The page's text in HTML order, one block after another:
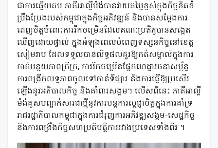
ជាការឆ្លើយតប ភាគីអាល្លឺម៉ង់បានវាយតម្លៃខ្ពស់ក្នុងកិច្ចខិតខំ
ប្រឹងប្រែងរបស់កម្ពុជាក្នុងកិច្ចអភិវឌ្ឍន៍ និងបានសម្តែងការ
ពេញចិត្តចំពោះការរីកចម្រើនដែលគណៈប្រតិភូបានសង្កេត
ឃើញដោយផ្ទាល់ ក្នុងអំឡុងពេលបំពេញទស្សនកិច្ចនៅខេត្ត
សៀមរាប ដែលទទួលបានលិទ្ធផលគួរឱ្យកត់សម្គាល់ក្នុងការ
កាត់បន្ថយភាពក្រីក្រ, ការរីកចម្រើនផ្នែកហេដ្ឋារចនាសម្ព័ន្ធ
ការពង្រីកលទ្ធភាពចូលទៅកាន់ទីផ្សារ និងការធ្វើឱ្យប្រសើរ
ឡើងនូវអភិបាលកិច្ច និងគាំពារសង្គម។ លើសពីនេះ ភាគីអាល្លឺ
ម៉ង់គូសបញ្ជាក់សារជាថ្មីនូវការបន្តការប្ដេជ្ញាចិត្តក្នុងការគាំទ្រ
រាជរដ្ឋាភិបាលកម្ពុជាក្នុងការជំរុញការអភិវឌ្ឍសង្គម-សេដ្ឋកិច្ច
និងការពង្រឹងកិច្ចសហប្រតិបត្តិការរវាងប្រទេសទាំងពីរ ។​